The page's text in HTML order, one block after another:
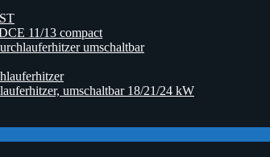
11/13 compact
umschaltbar
umschaltbar 18/21/24 kW